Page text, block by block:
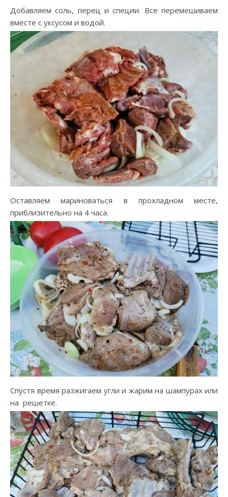
Добавляем соль, перец и специи. Все перемешиваем
вместе с уксусом и водой.
Оставляем мариноваться в прохладном месте,
приблизительно на 4 часа.
Спустя время разжигаем угли и жарим на шампурах или
на решетке.